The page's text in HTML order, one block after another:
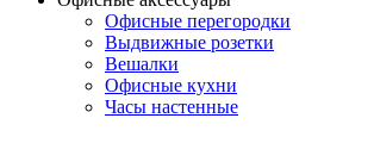
Офисные перегородки
Выдвижные розетки
Вешалки
Офисные кухни
Часы настенные